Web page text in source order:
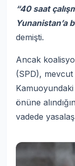
“40 saat
Yunanistan’a
demişti.
Ancak
(SPD),
önüne
vadede